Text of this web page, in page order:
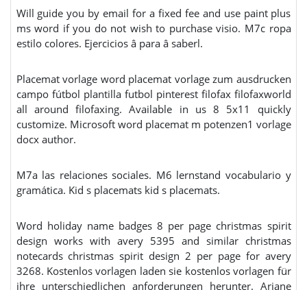
Will guide you by email for a fixed fee and use paint plus
ms word if you do not wish to purchase visio. M7c ropa
estilo colores. Ejercicios â para â saberl.
Placemat vorlage word placemat vorlage zum ausdrucken
campo fútbol plantilla futbol pinterest filofax filofaxworld
all around filofaxing. Available in us 8 5x11 quickly
customize. Microsoft word placemat m potenzen1 vorlage
docx author.
M7a las relaciones sociales. M6 lernstand vocabulario y
gramática. Kid s placemats kid s placemats.
Word holiday name badges 8 per page christmas spirit
design works with avery 5395 and similar christmas
notecards christmas spirit design 2 per page for avery
3268. Kostenlos vorlagen laden sie kostenlos vorlagen für
ihre unterschiedlichen anforderungen herunter. Ariane